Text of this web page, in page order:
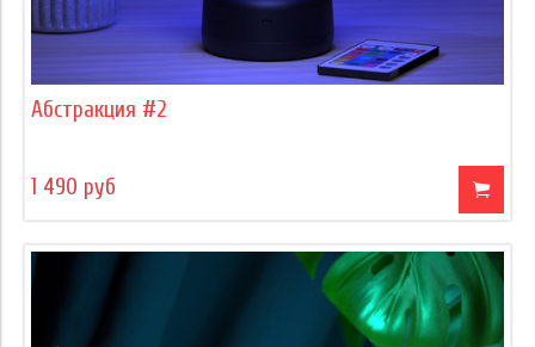
Абстракция #2
1 490 руб